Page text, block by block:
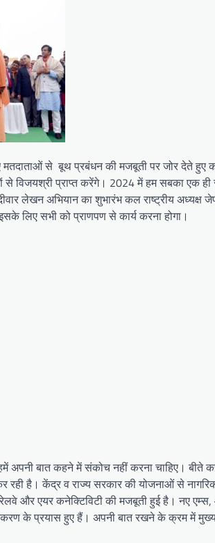
से बूथ प्रबंधन की मजबूती पर जोर देते हुए
से विजयश्री प्राप्त करेंगे। 2024 में हम सबका एक
लेखन अभियान का शुभारंभ कल राष्ट्रीय
लिए सभी को प्राणपण से कार्य करना होगा।
अपनी बात कहने में संकोच नहीं करना चाहिए। बीते
रही है। केंद्र व राज्य सरकार की योजनाओं से
और एयर कनेक्टिविटी की मजबूती हुई है। नए
के प्रयास हुए हैं। अपनी बात रखने के क्रम में